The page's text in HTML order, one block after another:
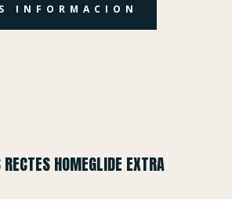
INFORMACION
HOMEGLIDE EXTRA